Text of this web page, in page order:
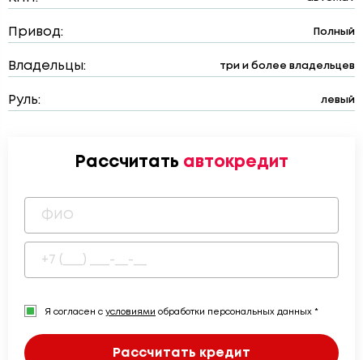
Привод: Полный
Владельцы: три и более владельцев
Руль: левый
Рассчитать автокредит
Я согласен с условиями обработки персональных данных *
Рассчитать кредит